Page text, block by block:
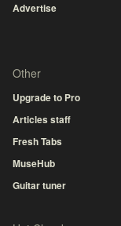
Advertise
Other
Upgrade to Pro
Articles staff
Fresh Tabs
MuseHub
Guitar tuner